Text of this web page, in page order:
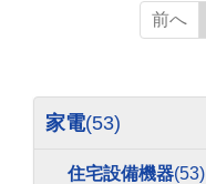
前へ
家電(53)
住宅設備機器(53)